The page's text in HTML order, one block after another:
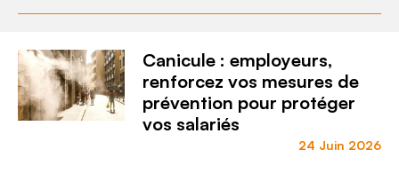
Canicule : employeurs,
renforcez vos mesures de
prévention pour protéger
vos salariés
24 Juin 2026